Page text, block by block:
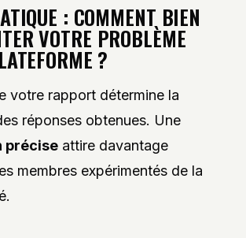
: COMMENT BIEN
VOTRE PROBLÈME
?
votre rapport détermine la
réponses obtenues. Une
préciseattire davantage
membres expérimentés de la